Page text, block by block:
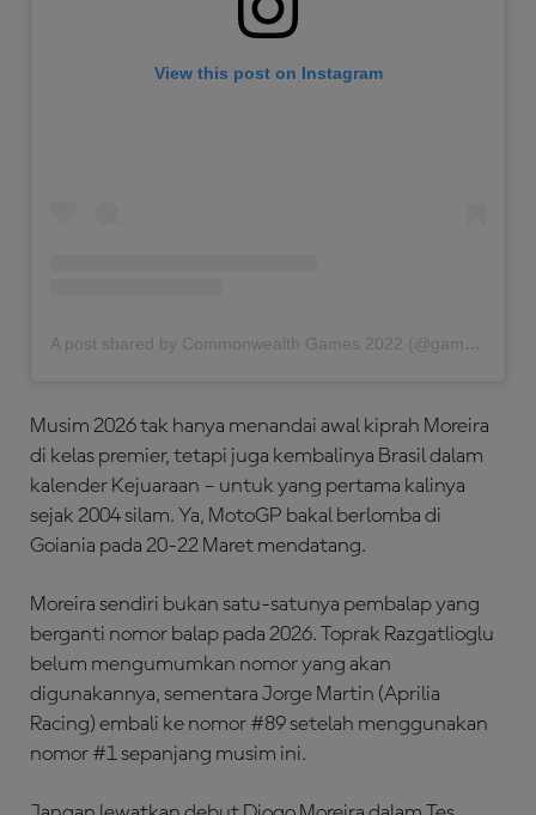
View this post on Instagram
A post shared by Commonwealth Games 2022 (@gamescommonwealth)
Musim 2026 tak hanya menandai awal kiprah Moreira
di kelas premier, tetapi juga kembalinya Brasil dalam
kalender Kejuaraan – untuk yang pertama kalinya
sejak 2004 silam. Ya, MotoGP bakal berlomba di
Goiania pada 20-22 Maret mendatang.
Moreira sendiri bukan satu-satunya pembalap yang
berganti nomor balap pada 2026. Toprak Razgatlioglu
belum mengumumkan nomor yang akan
digunakannya, sementara Jorge Martin (Aprilia
Racing) embali ke nomor #89 setelah menggunakan
nomor #1 sepanjang musim ini.